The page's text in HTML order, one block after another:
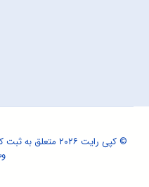
© کپی رایت ۲۰۲۶ متعلق به ثبت کریم خان می باشد.